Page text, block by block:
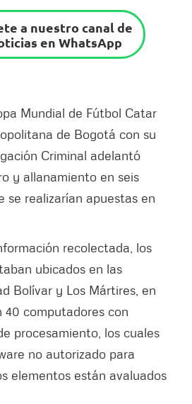
a nuestro canal de
en WhatsApp
Mundial de Fútbol Catar
de Bogotá con su
Criminal adelantó
y allanamiento en seis
se realizarían apuestas en
recolectada, los
ubicados en las
Bolívar y Los Mártires, en
40 computadores con
procesamiento, los cuales
no autorizado para
elementos están avaluados